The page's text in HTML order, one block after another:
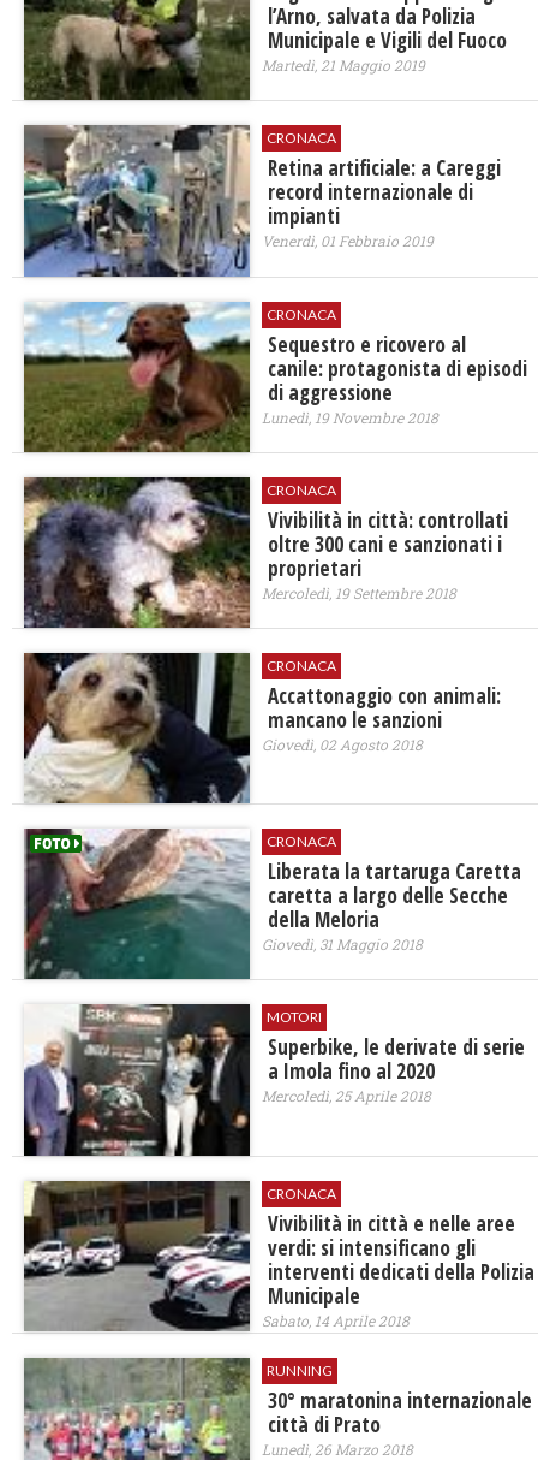
l’Arno, salvata da Polizia
Municipale e Vigili del Fuoco
Martedì, 21 Maggio 2019
CRONACA
Retina artificiale: a Careggi
record internazionale di
impianti
Venerdì, 01 Febbraio 2019
CRONACA
Sequestro e ricovero al
canile: protagonista di episodi
di aggressione
Lunedì, 19 Novembre 2018
CRONACA
​Vivibilità in città: controllati
oltre 300 cani e sanzionati i
proprietari
Mercoledì, 19 Settembre 2018
CRONACA
Accattonaggio con animali:
mancano le sanzioni
Giovedì, 02 Agosto 2018
CRONACA
Liberata la tartaruga Caretta
caretta a largo delle Secche
della Meloria
Giovedì, 31 Maggio 2018
MOTORI
Superbike, le derivate di serie
a Imola fino al 2020
Mercoledì, 25 Aprile 2018
CRONACA
Vivibilità in città e nelle aree
verdi: si intensificano gli
interventi dedicati della Polizia
Municipale
Sabato, 14 Aprile 2018
RUNNING
30° maratonina internazionale
città di Prato
Lunedì, 26 Marzo 2018